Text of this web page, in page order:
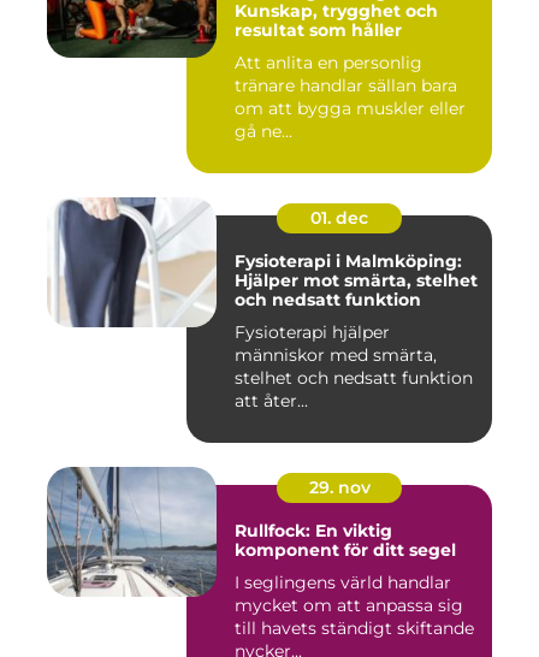
Kunskap, trygghet och
resultat som håller
Att anlita en personlig
tränare handlar sällan bara
om att bygga muskler eller
gå ne...
01. dec
Fysioterapi i Malmköping:
Hjälper mot smärta, stelhet
och nedsatt funktion
Fysioterapi hjälper
människor med smärta,
stelhet och nedsatt funktion
att åter...
29. nov
Rullfock: En viktig
komponent för ditt segel
I seglingens värld handlar
mycket om att anpassa sig
till havets ständigt skiftande
nycker...